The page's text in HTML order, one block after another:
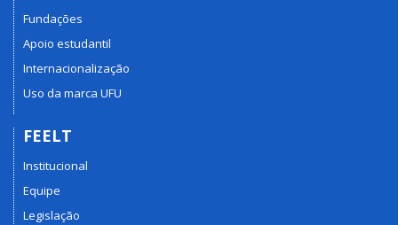
Fundações
Apoio estudantil
Internacionalização
Uso da marca UFU
FEELT
Institucional
Equipe
Legislação